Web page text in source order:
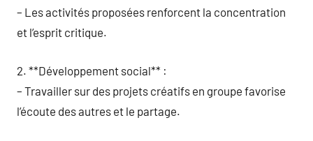
– Les activités proposées renforcent la concentration
et l’esprit critique.
2. **Développement social** :
– Travailler sur des projets créatifs en groupe favorise
l’écoute des autres et le partage.